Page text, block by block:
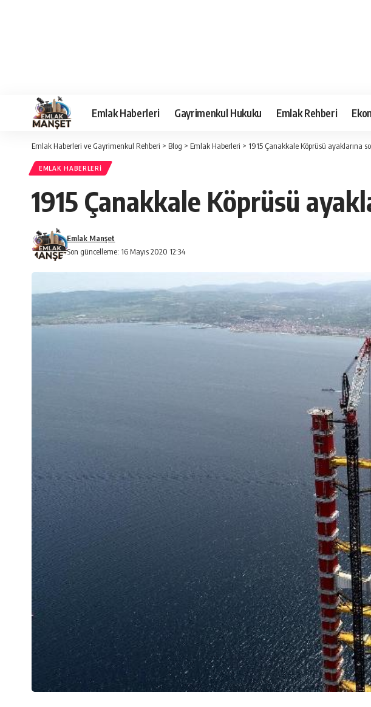
Emlak Haberleri Gayrimenkul Hukuku Emlak Rehberi
Emlak Haberleri ve Gayrimenkul Rehberi > Blog > Emlak Haberleri > 1915 Çanakkale Köprüsü ayaklarına
EMLAK HABERLERI
1915 Çanakkale Köprüsü
Son güncelleme: 16 Mayıs 2020 12:34
Emlak Manşet